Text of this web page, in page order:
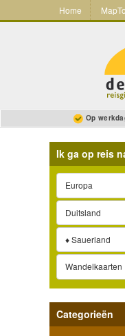
Home
Op
Ik ga op reis
Europa
Duitsland
♦ Sauerland
Wandelkaarten
Categorieën